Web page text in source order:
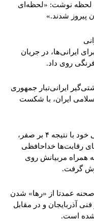
لحظه نوشت: «لحظه‌ای
پیروز شدند.»
ایرانی‌ها، در جریان
ایرانی‌تبار جمهوری
اسلامی ایران، با شکست
صباح پس از شکست مقابل حریف ایرانی خود با نتیجه ۴ بر صفر،
رقابت‌ها خداحافظی
همراه مربیانش روی
گرفت.
عمدتا از «رها» شدن
آذربایجان و در مقابل
شده است.